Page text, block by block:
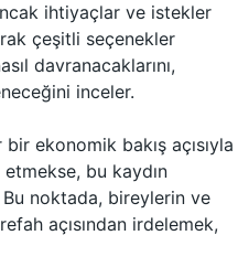
ihtiyaçlar ve istekler
çeşitli seçenekler
davranacaklarını,
inceler.
ekonomik bakış açısıyla
bu kaydın
noktada, bireylerin ve
açısından irdelemek,